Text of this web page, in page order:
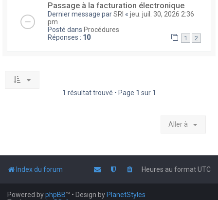
Passage à la facturation électronique
Dernier message parSRI « jeu. juil. 30, 2026 2:36
pm
Posté dans Procédures
Réponses : 10 1 2
1 résultat trouvé • Page 1 sur 1
Aller à
Index du forum Heures au formatUTC
Powered byphpBB™ • Design by PlanetStyles